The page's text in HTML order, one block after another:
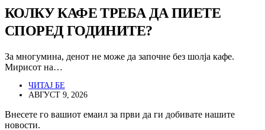
КОЛКУ КАФЕ ТРЕБА ДА ПИЕТЕ
СПОРЕД ГОДИНИТЕ?
За многумина, денот не може да започне без шолја кафе.
Мирисот на…
ЧИТАЈ БЕ
АВГУСТ 9, 2026
Внесете го вашиот емаил за први да ги добивате нашите
новости.